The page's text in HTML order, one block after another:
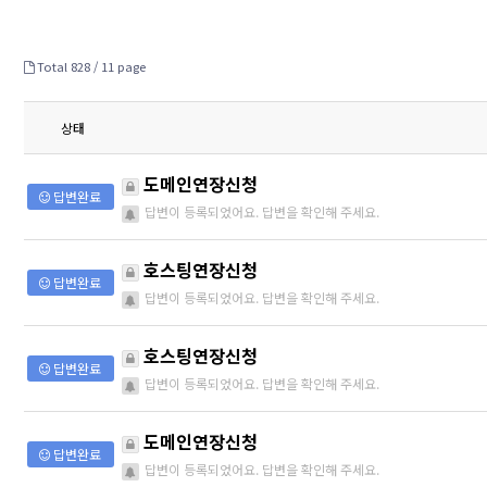
Total 828 / 11 page
상태
답변완료 도메인연장신청
답변이 등록되었어요. 답변을 확인해 주세요.
답변완료 호스팅연장신청
답변이 등록되었어요. 답변을 확인해 주세요.
답변완료 호스팅연장신청
답변이 등록되었어요. 답변을 확인해 주세요.
답변완료 도메인연장신청
답변이 등록되었어요. 답변을 확인해 주세요.